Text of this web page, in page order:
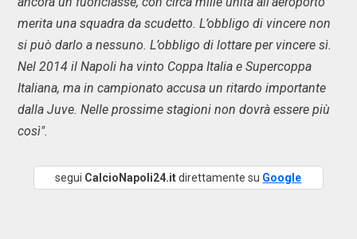
merita una squadra da scudetto. L’obbligo di vincere non
si può darlo a nessuno. L’obbligo di lottare per vincere sì.
Nel 2014 il Napoli ha vinto Coppa Italia e Supercoppa
Italiana, ma in campionato accusa un ritardo importante
dalla Juve. Nelle prossime stagioni non dovrà essere più
così".
segui CalcioNapoli24.itdirettamente su Google